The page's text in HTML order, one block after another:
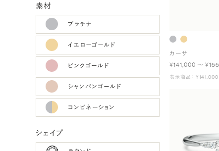
素材
プラチナ
イエローゴールド
ピンクゴールド
シャンパンゴールド
コンビネーション
シェイプ
カーサ
¥141,000 〜
表示商品： ¥141,000